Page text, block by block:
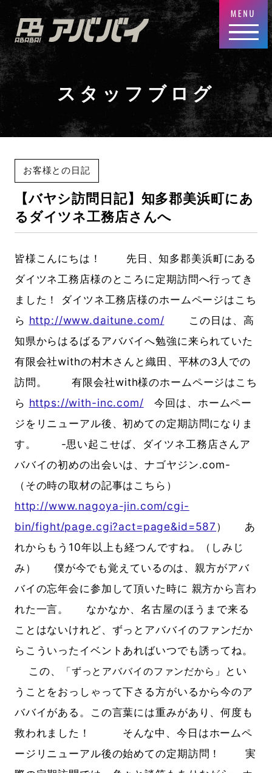
スタッフブログ
お客様との日記
【バヤシ訪問日記】知多郡美浜町にあ
るダイツネ工務店さんへ
皆様こんにちは！ 先日、知多郡美浜町にある
ダイツネ工務店様のところに定期訪問へ行ってき
ました！ ダイツネ工務店様のホームページはこち
ら http://www.daitune.com/ この日は、高
知県からはるばるアババイへ勉強に来られていた
有限会社withの村木さんと織田、平林の3人での
訪問。 有限会社with様のホームページはこち
ら https://with-inc.com/ 今回は、ホームペー
ジをリニューアル後、初めての定期訪問になりま
す。 -思い起こせば、ダイツネ工務店さんア
ババイの初めの出会いは、ナゴヤジン.com-
（その時の取材の記事はこちら）
http://www.nagoya-jin.com/cgi-
bin/fight/page.cgi?act=page&id=587） あ
れからもう10年以上も経つんですね。（しみじ
み） 僕が今でも覚えているのは、親方がアバ
バイの忘年会に参加して頂いた時に 親方から言わ
れた一言。 なかなか、名古屋のほうまで来る
ことはないけれど、ずっとアババイのファンだか
らこういったイベントあればいつでも誘ってね。
この、
「ずっとアババイのファンだから」
とい
うことをおっしゃって下さる方がいるから今のア
ババイがある。この言葉には重みがあり、何度も
救われました！ そんな中、今日はホームペ
ージリニューアル後の始めての定期訪問！ 実